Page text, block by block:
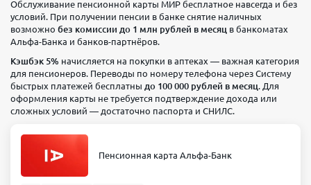
Обслуживание пенсионной карты МИР бесплатное навсегда и без
условий. При получении пенсии в банке снятие наличных
возможно без комиссии до 1 млн рублей в месяц в банкоматах
Альфа-Банка и банков-партнёров.
Кэшбэк 5% начисляется на покупки в аптеках — важная категория
для пенсионеров. Переводы по номеру телефона через Систему
быстрых платежей бесплатны до 100 000 рублей в месяц. Для
оформления карты не требуется подтверждение дохода или
сложных условий — достаточно паспорта и СНИЛС.
Пенсионная карта Альфа-Банк